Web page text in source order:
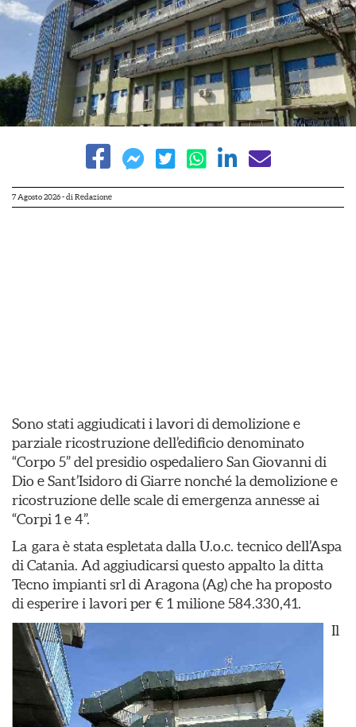
7 Agosto 2026- di Redazione
Sono stati aggiudicati i lavori di demolizione e
parziale ricostruzione dell’edificio denominato
“Corpo 5” del presidio ospedaliero San Giovanni di
Dio e Sant’Isidoro di Giarre nonché la demolizione e
ricostruzione delle scale di emergenza annesse ai
“Corpi 1 e 4”.
La gara è stata espletata dalla U.o.c. tecnico dell’Aspa
di Catania. Ad aggiudicarsi questo appalto la ditta
Tecno impianti srl di Aragona (Ag) che ha proposto
di esperire i lavori per € 1 milione 584.330,41.
Il